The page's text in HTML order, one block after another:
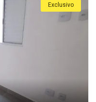
Exclusivo